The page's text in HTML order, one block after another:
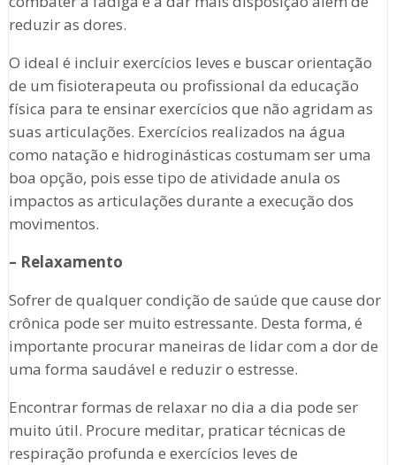
reduzir as dores.
O ideal é incluir exercícios leves e buscar orientação
de um fisioterapeuta ou profissional da educação
física para te ensinar exercícios que não agridam as
suas articulações. Exercícios realizados na água
como natação e hidroginásticas costumam ser uma
boa opção, pois esse tipo de atividade anula os
impactos as articulações durante a execução dos
movimentos.
– Relaxamento
Sofrer de qualquer condição de saúde que cause dor
crônica pode ser muito estressante. Desta forma, é
importante procurar maneiras de lidar com a dor de
uma forma saudável e reduzir o estresse.
Encontrar formas de relaxar no dia a dia pode ser
muito útil. Procure meditar, praticar técnicas de
respiração profunda e exercícios leves de